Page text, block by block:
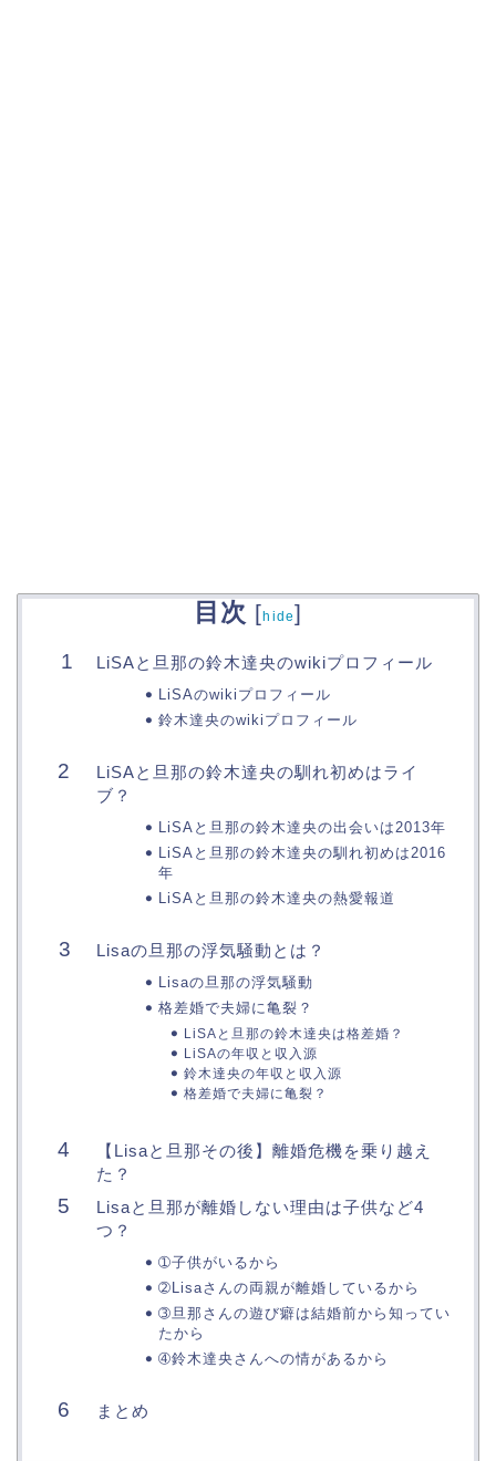
目次 [hide]
LiSAと旦那の鈴木達央のwikiプロフィール
LiSAのwikiプロフィール
鈴木達央のwikiプロフィール
LiSAと旦那の鈴木達央の馴れ初めはライ
ブ？
LiSAと旦那の鈴木達央の出会いは2013年
LiSAと旦那の鈴木達央の馴れ初めは2016
年
LiSAと旦那の鈴木達央の熱愛報道
Lisaの旦那の浮気騒動とは？
Lisaの旦那の浮気騒動
格差婚で夫婦に亀裂？
LiSAと旦那の鈴木達央は格差婚？
LiSAの年収と収入源
鈴木達央の年収と収入源
格差婚で夫婦に亀裂？
【Lisaと旦那その後】離婚危機を乗り越え
た？
Lisaと旦那が離婚しない理由は子供など4
つ？
➀子供がいるから
➁Lisaさんの両親が離婚しているから
➂旦那さんの遊び癖は結婚前から知ってい
たから
➃鈴木達央さんへの情があるから
まとめ